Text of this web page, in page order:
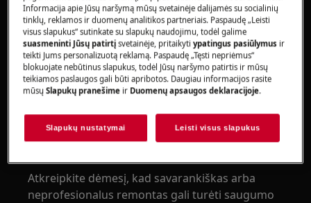
prietaisas yra pastatytas vertikaliai. Likutinis
vanduo gali sugadinti elektroniką, jei prietaisas
bus padėtas ant bet kurio šono.
Įsitikinkite, kad produktą naudojate tik jam
skirtoms paskirtims ir patikrinkite, ar jis yra
Nenaudokite ir neįdiekite produkto, jei jis
Atkreipkite dėmesį, kad savarankiškas arba
neprofesionalus remontas gali turėti saugumo
Informacija apie Jūsų naršymą mūsų svetainėje dalijamės su socialinių
tinklų, reklamos ir duomenų analitikos partneriais. Paspaudę „Leisti
visus slapukus“ sutinkate su slapukų naudojimu, todėl galime
suasmeninti Jūsų patirtįsvetainėje, pritaikytiypatingus pasiūlymus ir
teikti Jums personalizuotą reklamą. Paspaudę „Tęsti nepriėmus“
blokuojate nebūtinus slapukus, todėl Jūsų naršymo patirtis ir mūsų
teikiamos paslaugos gali būti apribotos. Daugiau informacijos rasite
mūsųSlapukų pranešime ir Duomenų apsaugos deklaracijoje.
Slapukų nustatymai Leisti visus slapukus